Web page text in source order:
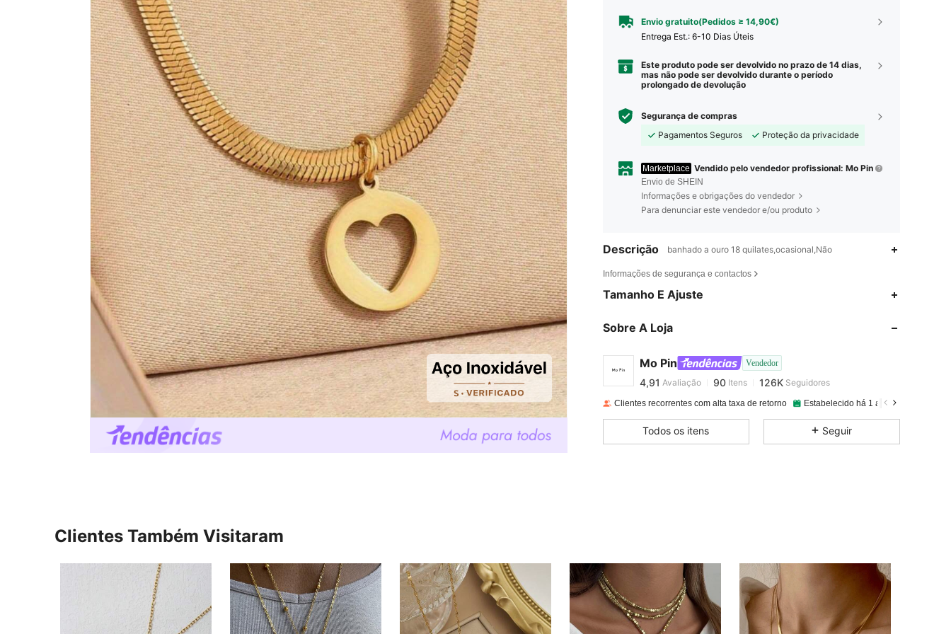
Envio gratuito(Pedidos ≥ 14,90€)
Entrega Est.: 6-10 Dias Úteis
Este produto pode ser devolvido no prazo de 14 dias,
mas não pode ser devolvido durante o período
prolongado de devolução
Segurança de compras
Pagamentos Seguros
Proteção da privacidade
Marketplace Vendido pelo vendedor profissional: Mo Pin
Envio de SHEIN
Informações e obrigações do vendedor
Para denunciar este vendedor e/ou produto
Descrição banhado a ouro 18 quilates,ocasional,Não
Informações de segurança e contactos
Tamanho E Ajuste
Sobre A Loja
Mo Pin Vendedor
4,91
4,91
4,91 Avaliação 90 Itens 126K Seguidores
t***apago1 dia atrás
4,91 90 126K
126K
Clientes recorrentes com alta taxa de retorno Estabelecido há 1 ano
Todos os itens Seguir
Clientes Também Visitaram